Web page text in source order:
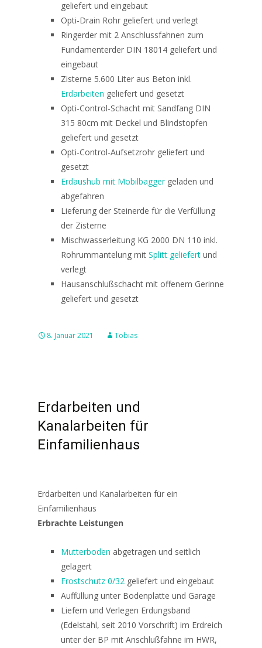
geliefert und eingebaut
Opti-Drain Rohr geliefert und verlegt
Ringerder mit 2 Anschlussfahnen zum
Fundamenterder DIN 18014 geliefert und
eingebaut
Zisterne 5.600 Liter aus Beton inkl.
Erdarbeiten geliefert und gesetzt
Opti-Control-Schacht mit Sandfang DIN
315 80cm mit Deckel und Blindstopfen
geliefert und gesetzt
Opti-Control-Aufsetzrohr geliefert und
gesetzt
Erdaushub mit Mobilbaggergeladen und
abgefahren
Lieferung der Steinerde für die Verfüllung
der Zisterne
Mischwasserleitung KG 2000 DN 110 inkl.
Rohrummantelung mit Splitt geliefert und
verlegt
Hausanschlußschacht mit offenem Gerinne
geliefert und gesetzt
8. Januar 2021 Tobias
Erdarbeiten und
Kanalarbeiten für
Einfamilienhaus
Erdarbeiten und Kanalarbeiten für ein
Einfamilienhaus
Erbrachte Leistungen
Mutterboden abgetragen und seitlich
gelagert
Frostschutz 0/32 geliefert und eingebaut
Auffüllung unter Bodenplatte und Garage
Liefern und Verlegen Erdungsband
(Edelstahl, seit 2010 Vorschrift) im Erdreich
unter der BP mit Anschlußfahne im HWR,